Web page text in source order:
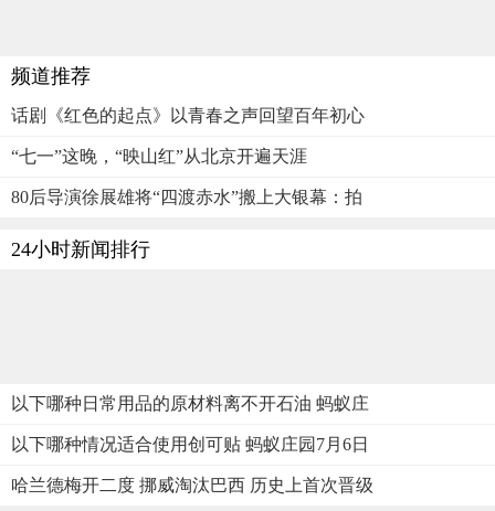
频道推荐
话剧《红色的起点》以青春之声回望百年初心
“七一”这晚，“映山红”从北京开遍天涯
80后导演徐展雄将“四渡赤水”搬上大银幕：拍
24小时新闻排行
以下哪种日常用品的原材料离不开石油 蚂蚁庄
以下哪种情况适合使用创可贴 蚂蚁庄园7月6日
哈兰德梅开二度 挪威淘汰巴西 历史上首次晋级